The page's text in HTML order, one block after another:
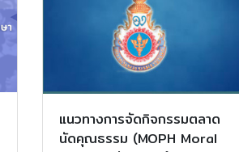
แนวทางการจัดกิจกรรมตลาด
นัดคุณธรรม (MOPH Moral